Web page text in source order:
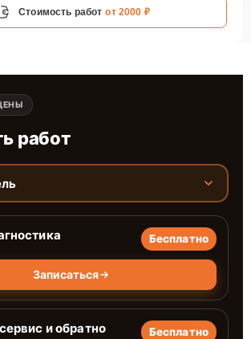
Стоимость работ от 2000 ₽
работ
Бесплатно
Записаться
и обратно Бесплатно